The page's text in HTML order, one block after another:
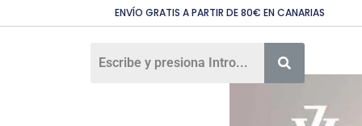
ENVÍO GRATIS A PARTIR DE 80€ EN CANARIAS